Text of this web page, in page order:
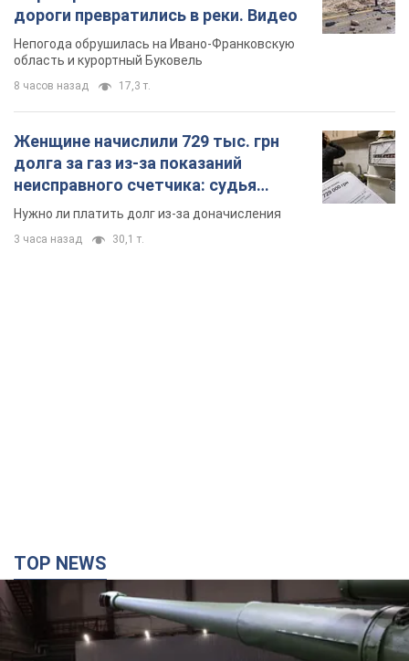
дороги превратились в реки. Видео
Непогода обрушилась на Ивано-Франковскую
область и курортный Буковель
8 часов назад 17,3 т.
Женщине начислили 729 тыс. грн
долга за газ из-за показаний
неисправного счетчика: судья
вынес неожиданное решение
Нужно ли платить долг из-за доначисления
3 часа назад 30,1 т.
TOP NEWS